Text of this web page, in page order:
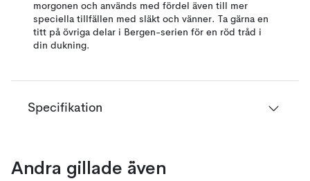
morgonen och används med fördel även till mer
speciella tillfällen med släkt och vänner. Ta gärna en
titt på övriga delar i Bergen-serien för en röd tråd i
din dukning.
Specifikation
Andra gillade även